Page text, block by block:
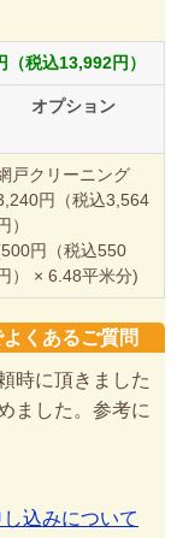
税込13,992円）
オプション
戸クリーニング
円（税込3,564
）
円（税込550
） × 6.48平米分)
くあるご質問
時に頂きました
ました。参考に
込みについて